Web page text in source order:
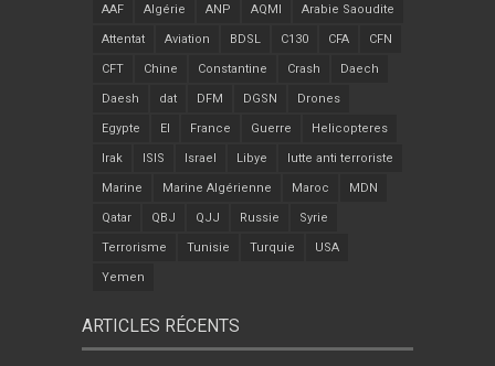
AAF Algérie ANP AQMI Arabie Saoudite
Attentat Aviation BDSL C130 CFA CFN
CFT Chine Constantine Crash Daech
Daesh dat DFM DGSN Drones
Egypte EI France Guerre Helicopteres
Irak ISIS Israel Libye lutte anti terroriste
Marine Marine Algérienne Maroc MDN
Qatar QBJ QJJ Russie Syrie
Terrorisme Tunisie Turquie USA
Yemen
ARTICLES RÉCENTS